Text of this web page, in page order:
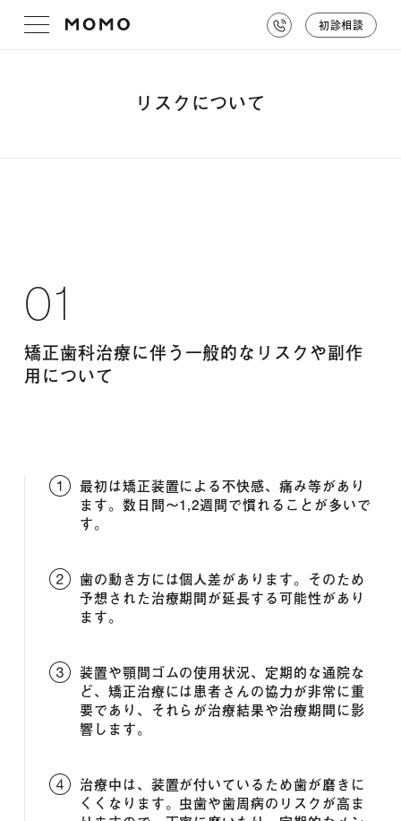
初診相談
リスクについて
01
矯正歯科治療に伴う一般的なリスクや副作
用について
最初は矯正装置による不快感、痛み等があり
ます。数日間〜1,2週間で慣れることが多いで
す。
歯の動き方には個人差があります。そのため
予想された治療期間が延長する可能性があり
ます。
装置や顎間ゴムの使用状況、定期的な通院な
ど、矯正治療には患者さんの協力が非常に重
要であり、それらが治療結果や治療期間に影
響します。
治療中は、装置が付いているため歯が磨きに
くくなります。虫歯や歯周病のリスクが高ま